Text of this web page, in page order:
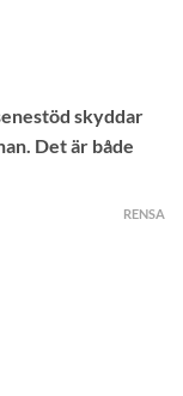
skyddar
Det är både
RENSA